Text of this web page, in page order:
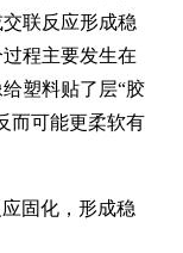
联反应形成稳
程主要发生在
塑料贴了层“胶
而可能更柔软有
固化，形成稳